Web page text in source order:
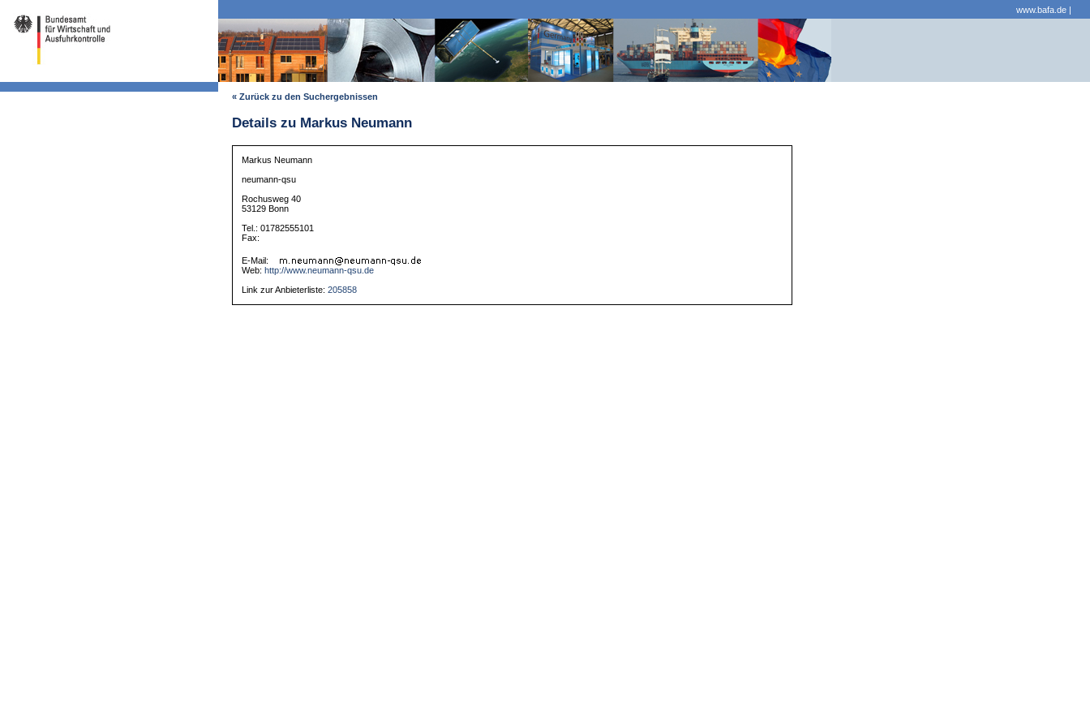
www.bafa.de |
« Zurück zu den Suchergebnissen
Details zu Markus Neumann
Markus Neumann
neumann-qsu
Rochusweg 40
53129 Bonn
Tel.: 01782555101
Fax:
E-Mail:
Web: http://www.neumann-qsu.de
Link zur Anbieterliste:205858